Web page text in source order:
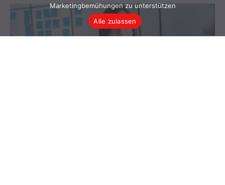
Marketingbemühungen zu unterstützen
Alle zulassen